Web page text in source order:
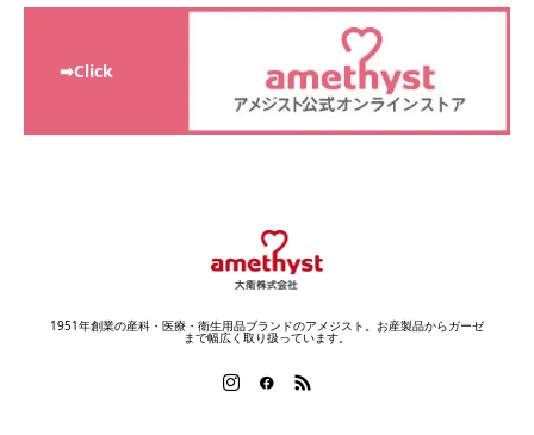
➡Click
1951年創業の産科・医療・衛生用品ブランドのアメジスト。お産製品からガーゼ
まで幅広く取り扱っています。